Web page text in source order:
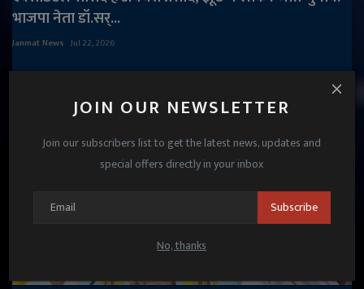
JOIN OUR NEWSLETTER
Join our subscribers list to get the latest news, updates and
special offers directly in your inbox
Subscribe
No, thanks
भाजपा नेता डॉ.सर्...
Janmat News Jul 22, 2026